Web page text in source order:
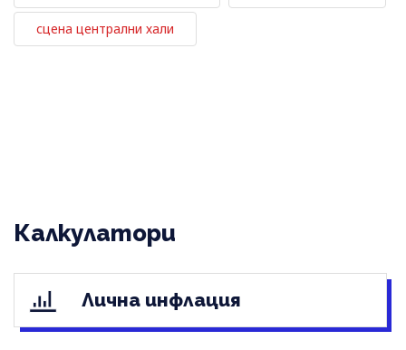
сцена централни хали
Калкулатори
Лична инфлация